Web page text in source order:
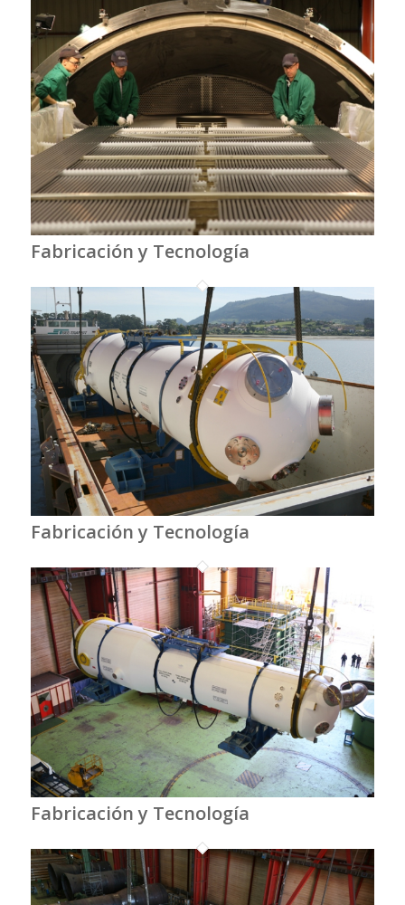
Fabricación y Tecnología
Fabricación y Tecnología
Fabricación y Tecnología